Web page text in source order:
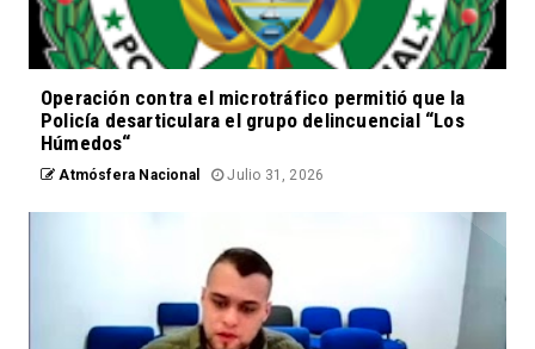
Operación contra el microtráfico permitió que la
Policía desarticulara el grupo delincuencial “Los
Húmedos“
Atmósfera Nacional Julio 31, 2026